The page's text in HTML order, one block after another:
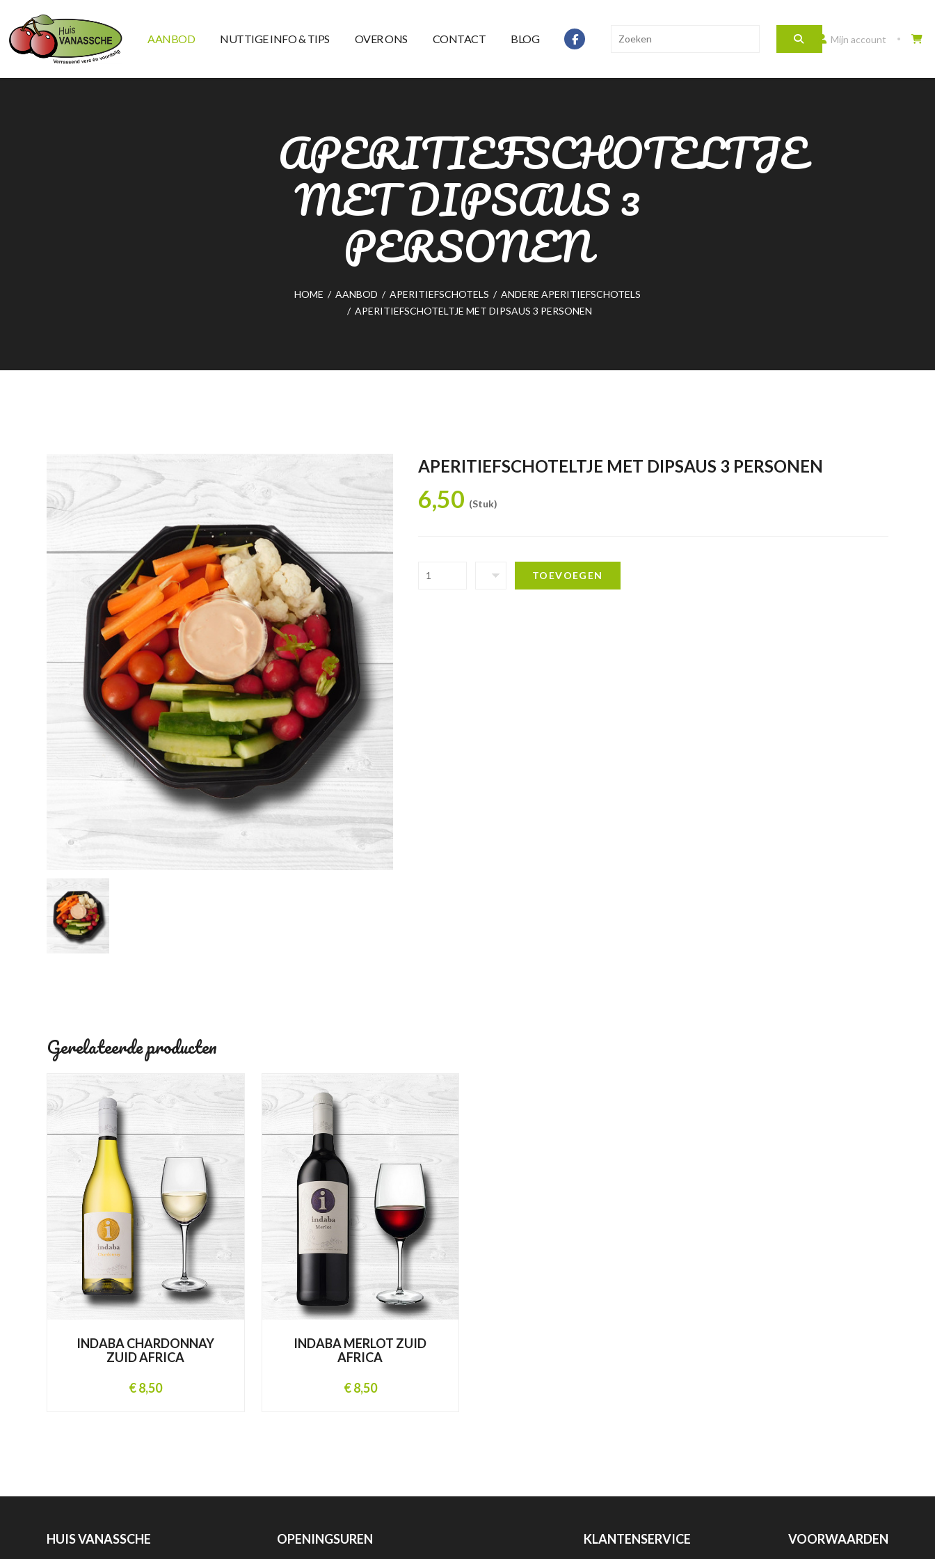
AANBOD NUTTIGE INFO & TIPS OVER ONS CONTACT BLOG Mijn account
APERITIEFSCHOTELTJE
MET DIPSAUS 3
PERSONEN
HOME / AANBOD / APERITIEFSCHOTELS / ANDERE APERITIEFSCHOTELS
/ APERITIEFSCHOTELTJE MET DIPSAUS 3 PERSONEN
APERITIEFSCHOTELTJE MET DIPSAUS 3 PERSONEN
6,50 (Stuk)
TOEVOEGEN
Gerelateerde producten
INDABA CHARDONNAY
ZUID AFRICA
€ 8,50
INDABA MERLOT ZUID
AFRICA
€ 8,50
HUIS VANASSCHE OPENINGSUREN KLANTENSERVICE VOORWAARDEN